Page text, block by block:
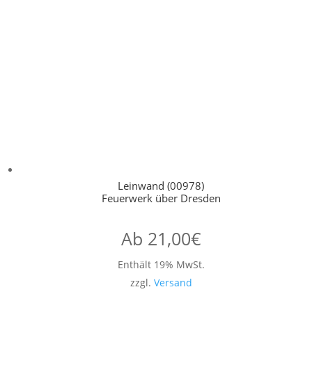
Leinwand (00978)
Feuerwerk über Dresden
Ab 21,00€
Enthält 19% MwSt.
zzgl. Versand